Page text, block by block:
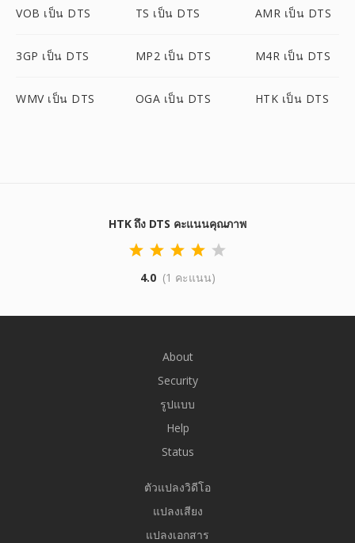
VOB เป็น DTS TS เป็น DTS AMR เป็น DTS
3GP เป็น DTS MP2 เป็น DTS M4R เป็น DTS
WMV เป็น DTS OGA เป็น DTS HTK เป็น DTS
HTK ถึง DTS คะแนนคุณภาพ
4.0 (1 คะแนน)
About
Security
รูปแบบ
Help
Status
ตัวแปลงวิดีโอ
แปลงเสียง
แปลงเอกสาร